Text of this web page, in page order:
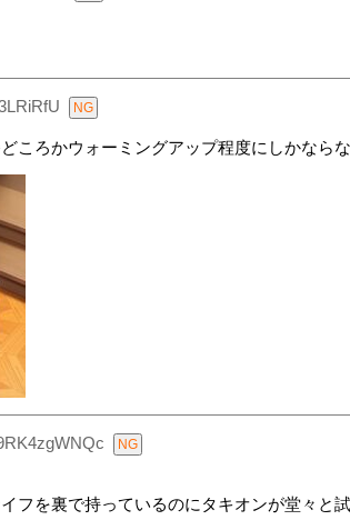
ころかウォーミングアップ程度にしかならな
フを裏で持っているのにタキオンが堂々と